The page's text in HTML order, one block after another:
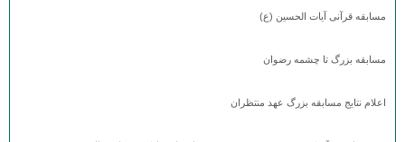
مسابقه قرآنی آیات الحسین (ع)
مسابقه بزرگ تا چشمه رضوان
اعلام نتایج مسابقه بزرگ عهد منتظران